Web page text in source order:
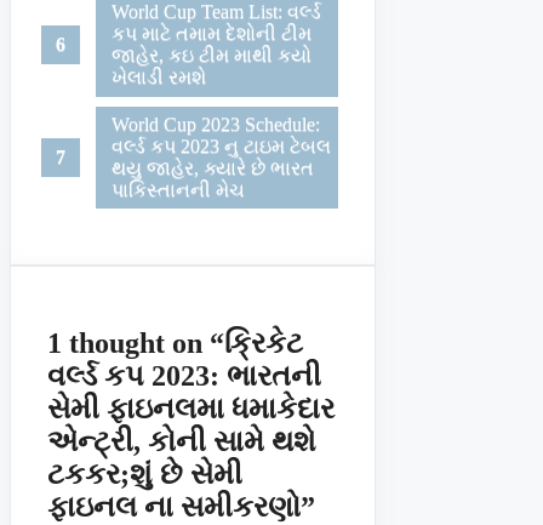
World Cup Team List: વર્લ્ડ
કપ માટે તમામ દેશોની ટીમ
જાહેર, કઇ ટીમ માથી કયો
ખેલાડી રમશે
World Cup 2023 Schedule:
વર્લ્ડ કપ 2023 નુ ટાઇમ ટેબલ
થયુ જાહેર, ક્યારે છે ભારત
પાકિસ્તાનની મેચ
1 thought on “ક્રિકેટ
વર્લ્ડ કપ 2023: ભારતની
સેમી ફાઇનલમા ધમાકેદાર
એન્ટ્રી, કોની સામે થશે
ટકકર;શું છે સેમી
ફાઇનલ ના સમીકરણો”